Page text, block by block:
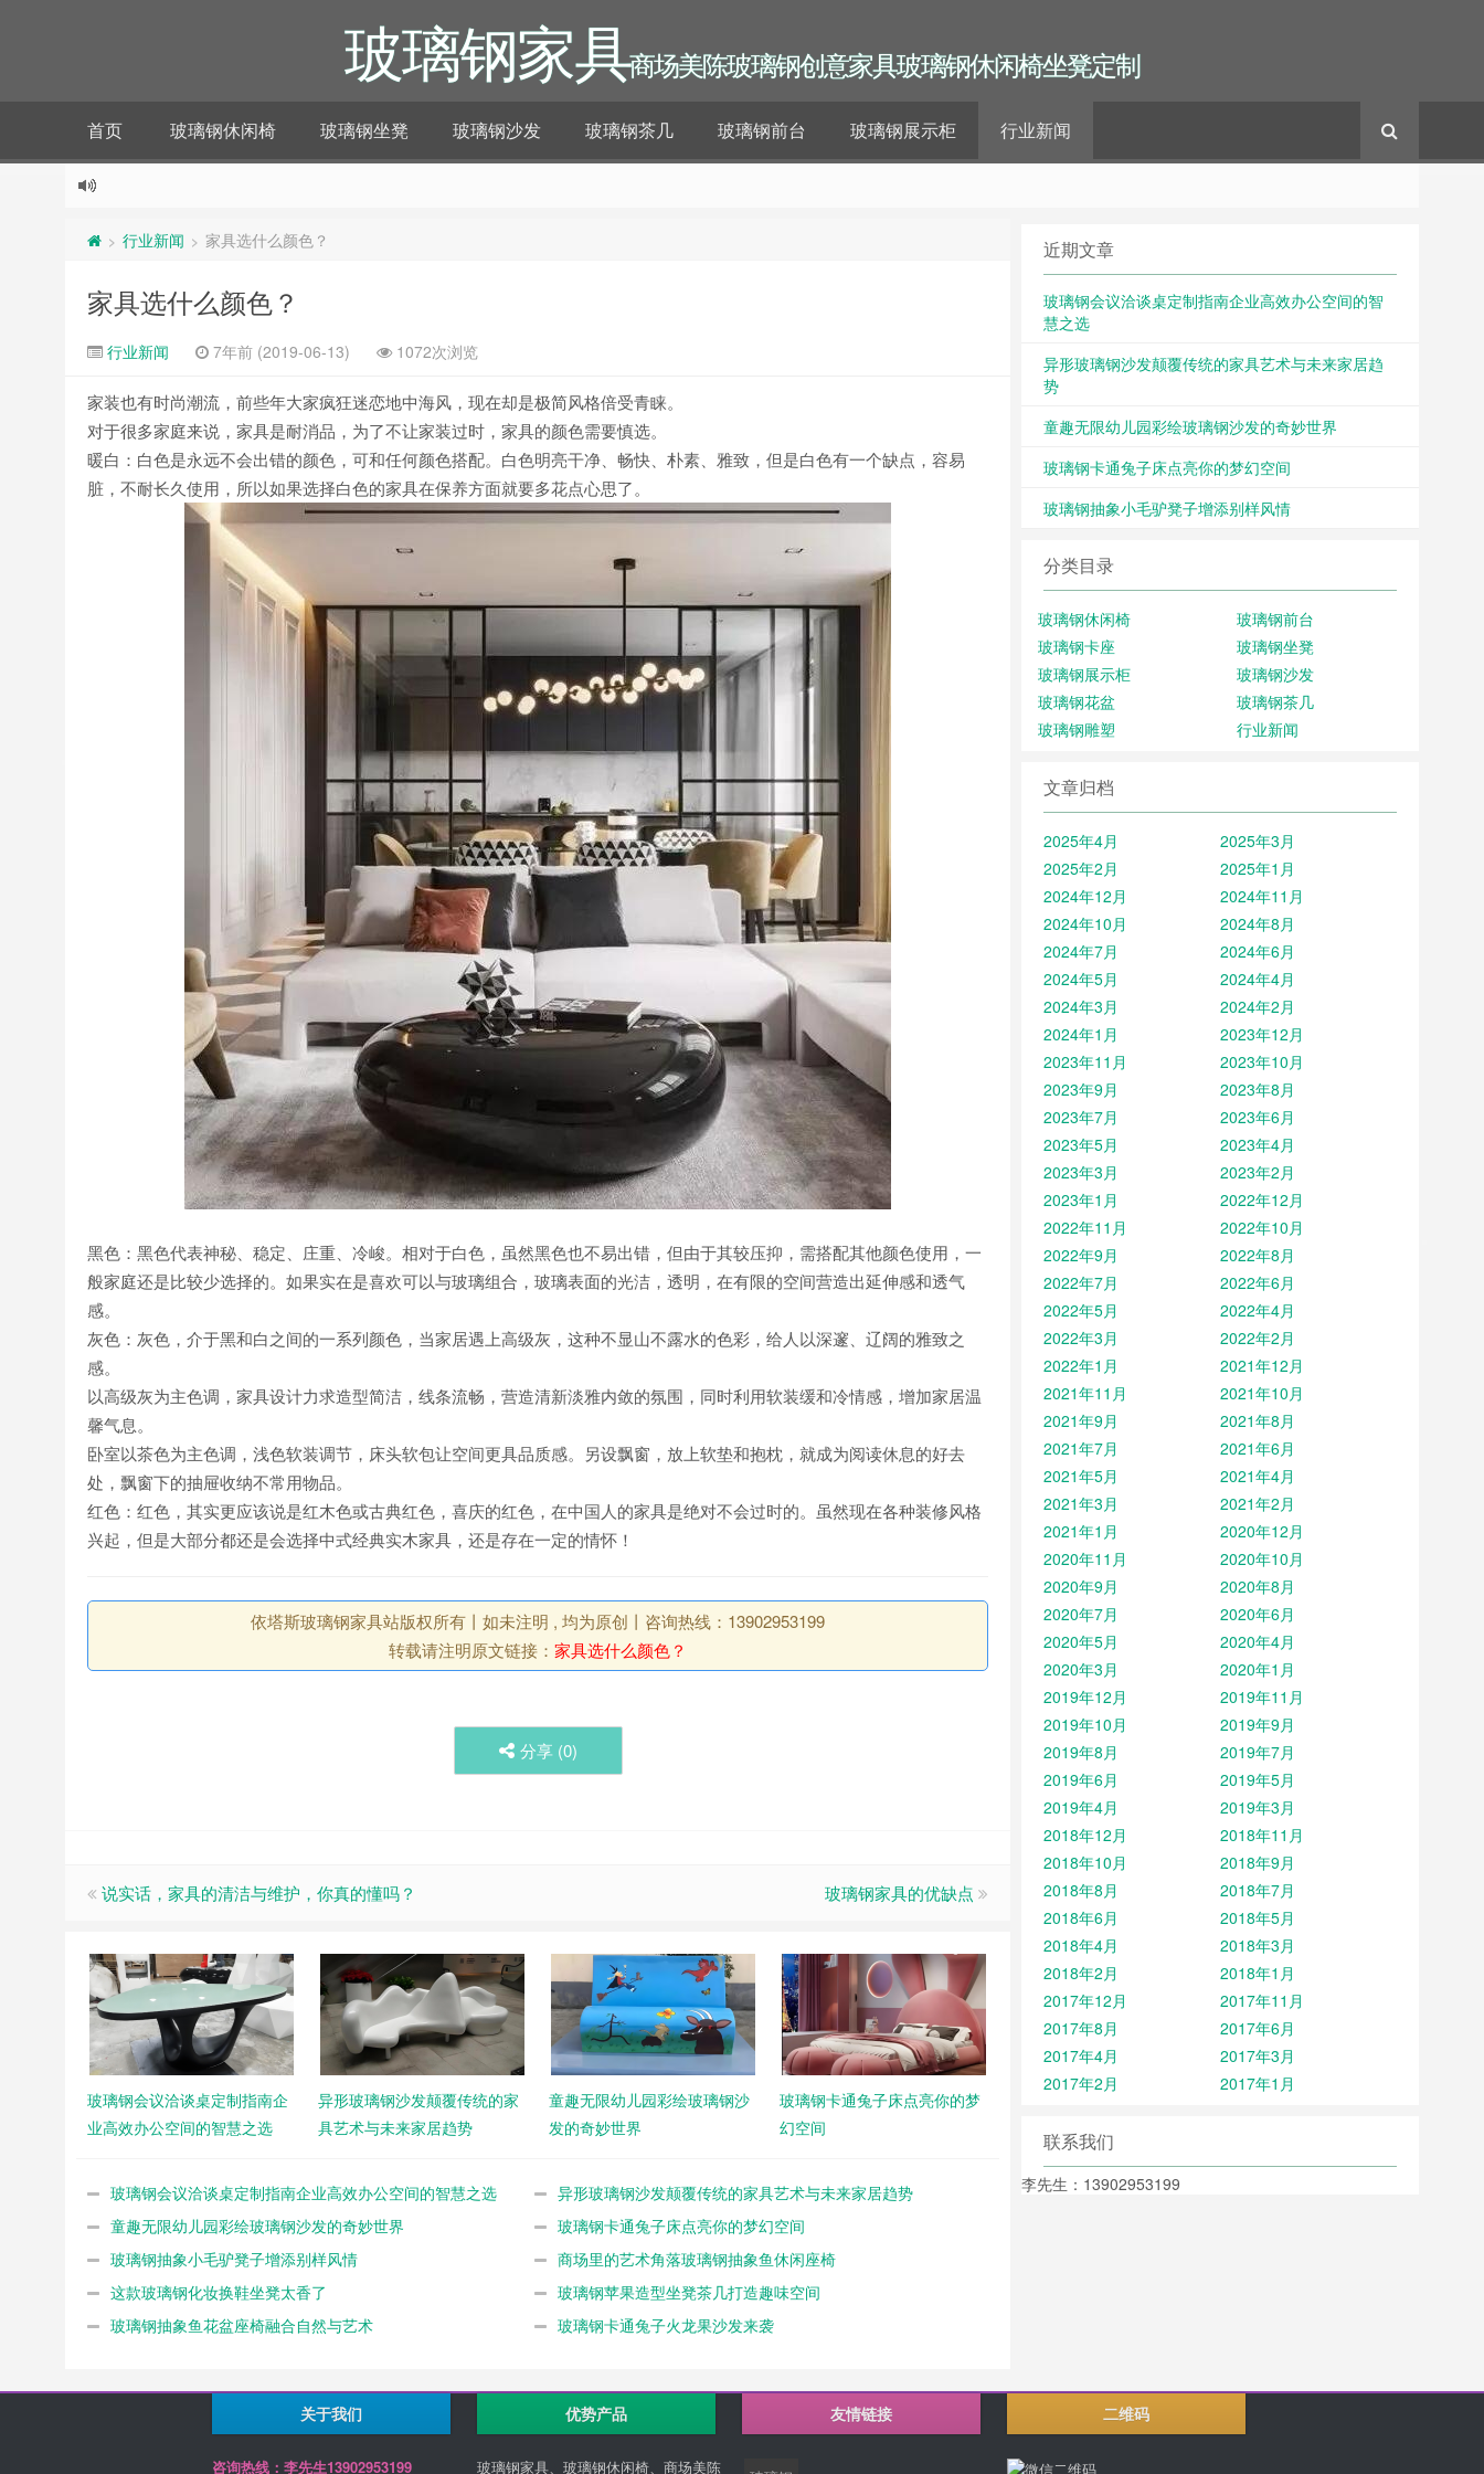
玻璃钢家具商场美陈玻璃钢创意家具玻璃钢休闲椅坐凳定制
首页 玻璃钢休闲椅 玻璃钢坐凳 玻璃钢沙发 玻璃钢茶几 玻璃钢前台 玻璃钢展示柜 行业新闻
> 行业新闻 > 家具选什么颜色？
家具选什么颜色？
行业新闻 7年前 (2019-06-13) 1072次浏览
家装也有时尚潮流，前些年大家疯狂迷恋地中海风，现在却是极简风格倍受青睐。
对于很多家庭来说，家具是耐消品，为了不让家装过时，家具的颜色需要慎选。
暖白：白色是永远不会出错的颜色，可和任何颜色搭配。白色明亮干净、畅快、朴素、雅致，但是白色有一个缺点，容易
脏，不耐长久使用，所以如果选择白色的家具在保养方面就要多花点心思了。
黑色：黑色代表神秘、稳定、庄重、冷峻。相对于白色，虽然黑色也不易出错，但由于其较压抑，需搭配其他颜色使用，一
般家庭还是比较少选择的。如果实在是喜欢可以与玻璃组合，玻璃表面的光洁，透明，在有限的空间营造出延伸感和透气
感。
灰色：灰色，介于黑和白之间的一系列颜色，当家居遇上高级灰，这种不显山不露水的色彩，给人以深邃、辽阔的雅致之
感。
以高级灰为主色调，家具设计力求造型简洁，线条流畅，营造清新淡雅内敛的氛围，同时利用软装缓和冷情感，增加家居温
馨气息。
卧室以茶色为主色调，浅色软装调节，床头软包让空间更具品质感。另设飘窗，放上软垫和抱枕，就成为阅读休息的好去
处，飘窗下的抽屉收纳不常用物品。
红色：红色，其实更应该说是红木色或古典红色，喜庆的红色，在中国人的家具是绝对不会过时的。虽然现在各种装修风格
兴起，但是大部分都还是会选择中式经典实木家具，还是存在一定的情怀！
依塔斯玻璃钢家具站版权所有丨如未注明 , 均为原创丨咨询热线：13902953199
转载请注明原文链接： 家具选什么颜色？
分享 (0)
说实话，家具的清洁与维护，你真的懂吗？ 玻璃钢家具的优缺点
玻璃钢会议洽谈桌定制指南企
业高效办公空间的智慧之选
异形玻璃钢沙发颠覆传统的家
具艺术与未来家居趋势
童趣无限幼儿园彩绘玻璃钢沙
发的奇妙世界
玻璃钢卡通兔子床点亮你的梦
幻空间
玻璃钢会议洽谈桌定制指南企业高效办公空间的智慧之选
异形玻璃钢沙发颠覆传统的家具艺术与未来家居趋势
童趣无限幼儿园彩绘玻璃钢沙发的奇妙世界
玻璃钢卡通兔子床点亮你的梦幻空间
玻璃钢抽象小毛驴凳子增添别样风情
商场里的艺术角落玻璃钢抽象鱼休闲座椅
这款玻璃钢化妆换鞋坐凳太香了
玻璃钢苹果造型坐凳茶几打造趣味空间
玻璃钢抽象鱼花盆座椅融合自然与艺术
玻璃钢卡通兔子火龙果沙发来袭
近期文章
玻璃钢会议洽谈桌定制指南企业高效办公空间的智
慧之选
异形玻璃钢沙发颠覆传统的家具艺术与未来家居趋
势
童趣无限幼儿园彩绘玻璃钢沙发的奇妙世界
玻璃钢卡通兔子床点亮你的梦幻空间
玻璃钢抽象小毛驴凳子增添别样风情
分类目录
玻璃钢休闲椅
玻璃钢前台
玻璃钢卡座
玻璃钢坐凳
玻璃钢展示柜
玻璃钢沙发
玻璃钢花盆
玻璃钢茶几
玻璃钢雕塑
行业新闻
文章归档
2025年4月
2025年3月
2025年2月
2025年1月
2024年12月
2024年11月
2024年10月
2024年8月
2024年7月
2024年6月
2024年5月
2024年4月
2024年3月
2024年2月
2024年1月
2023年12月
2023年11月
2023年10月
2023年9月
2023年8月
2023年7月
2023年6月
2023年5月
2023年4月
2023年3月
2023年2月
2023年1月
2022年12月
2022年11月
2022年10月
2022年9月
2022年8月
2022年7月
2022年6月
2022年5月
2022年4月
2022年3月
2022年2月
2022年1月
2021年12月
2021年11月
2021年10月
2021年9月
2021年8月
2021年7月
2021年6月
2021年5月
2021年4月
2021年3月
2021年2月
2021年1月
2020年12月
2020年11月
2020年10月
2020年9月
2020年8月
2020年7月
2020年6月
2020年5月
2020年4月
2020年3月
2020年1月
2019年12月
2019年11月
2019年10月
2019年9月
2019年8月
2019年7月
2019年6月
2019年5月
2019年4月
2019年3月
2018年12月
2018年11月
2018年10月
2018年9月
2018年8月
2018年7月
2018年6月
2018年5月
2018年4月
2018年3月
2018年2月
2018年1月
2017年12月
2017年11月
2017年8月
2017年6月
2017年4月
2017年3月
2017年2月
2017年1月
联系我们
李先生：13902953199
关于我们
咨询热线：李先生13902953199
优势产品
玻璃钢家具、玻璃钢休闲椅、商场美陈
友情链接 二维码